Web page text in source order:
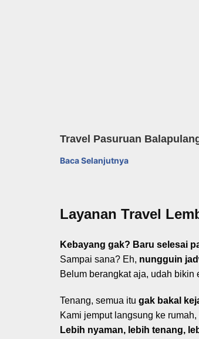
Travel Pasuruan
Baca Selanjutnya
Layanan Travel
Kebayang gak? Baru selesai
Sampai sana? Eh, nungguin
Belum berangkat aja, udah bikin
Tenang, semua itu gak bakal
Kami jemput langsung ke
Lebih nyaman, lebih tenang,